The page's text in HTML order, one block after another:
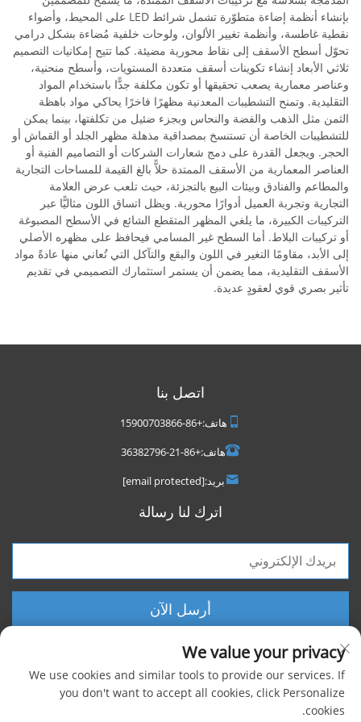
بإنشاء أنظمة إضاءة متطوّرة تشمل شرائط LED على المحيط، وأضواء
نقطية غاطسة، وأنظمة تغيير الألوان، ولوحات خلفية مُضاءة بشكل درامي
تحوّل أسطح الأسقف إلى نقاط محورية مضيئة. كما تتيح إمكانيات التصميم
ثلاثي الأبعاد إنشاء تكوينات أسقف متعددة المستويات، وأسطح منحنية،
وعناصر معمارية يصعب تحقيقها أو تكون مكلفة جدًّا باستخدام المواد
التقليدية. وتمنح التشطيبات المعدنية مظهرًا فاخرًا يحاكي مواد باهظة
الثمن مثل الذهب والفضة والنحاس وبجزء ضئيل من تكلفتها، بينما يمكن
للتشطيبات الخاصة أن تستنسخ بمصداقية مذهلة مظهر الجلد أو القماش أو
الحجر. ويجعل القدرة على دمج شعارات الشركات أو التصاميم الفنية أو
العناصر المعمارية من الأسقف الممتدة حلاًّ بالغ القيمة للمساحات التجارية
والمطاعم والفنادق وبيئات البيع بالتجزئة، حيث تلعب عرض العلامة
التجارية وتجربة العميل أدوارًا محورية. ويظل اتساق اللون مثاليًّا عبر
التركيبات الكبيرة، ما يلغي المظهر المتقطع الشائع في الأسطح المصبوغة
أو تركيبات البلاط. أما السطح غير المسامي فيحافظ على مظهره الأصلي
إلى الأبد، مقاومًا التغير في اللون والبقع والتآكل التي تُعاني منها عادةً مواد
الأسقف التقليدية، مما يضمن أن يستمر استثمارك التصميمي في تقديم
تأثير بصري قوي لعقودٍ عديدة.
اتصل بنا
هاتف:+86-15900703866
هاتف:+86-21-36382796
بريد:[email protected]
اترك لنا رسالة
أرسل الآن
We value your privacy
We use cookies and similar tools to provide our services. If
you don't want to accept all cookies, click Personalize
cookies.